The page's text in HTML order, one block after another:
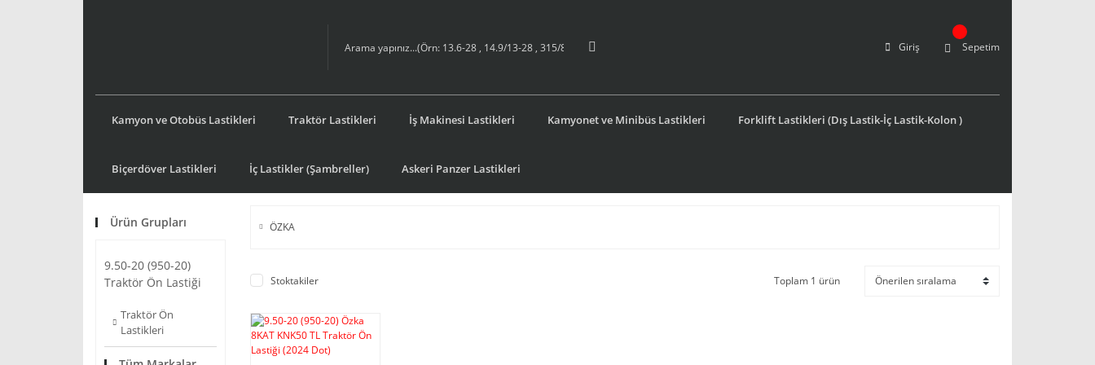
Giriş Sepetim
Kamyon ve Otobüs Lastikleri Traktör Lastikleri İş Makinesi Lastikleri Kamyonet ve Minibüs Lastikleri Forklift Lastikleri (Dış Lastik-İç Lastik-Kolon )
Biçerdöver Lastikleri İç Lastikler (Şambreller) Askeri Panzer Lastikleri
Ürün Grupları
9.50-20 (950-20)
Traktör Ön Lastiği
Traktör Ön
Lastikleri
ÖZKA
Stoktakiler Toplam 1 ürün